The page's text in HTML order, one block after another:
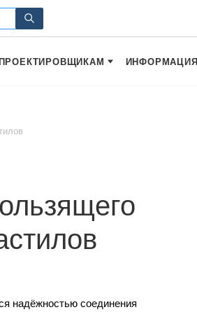
ПРОЕКТИРОВЩИКАМ ИНФОРМАЦИЯ
надёжностью соединения